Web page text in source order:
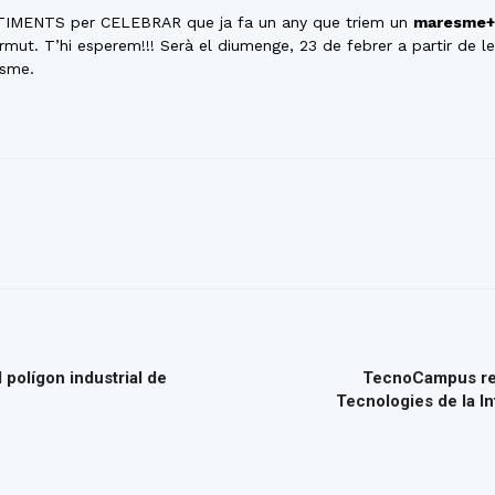
per CELEBRAR que ja fa un any que triem un
T’hi esperem!!! Serà el diumenge, 23 de febrer a partir de
polígon industrial de
TecnoCampus
Tecnologies de la